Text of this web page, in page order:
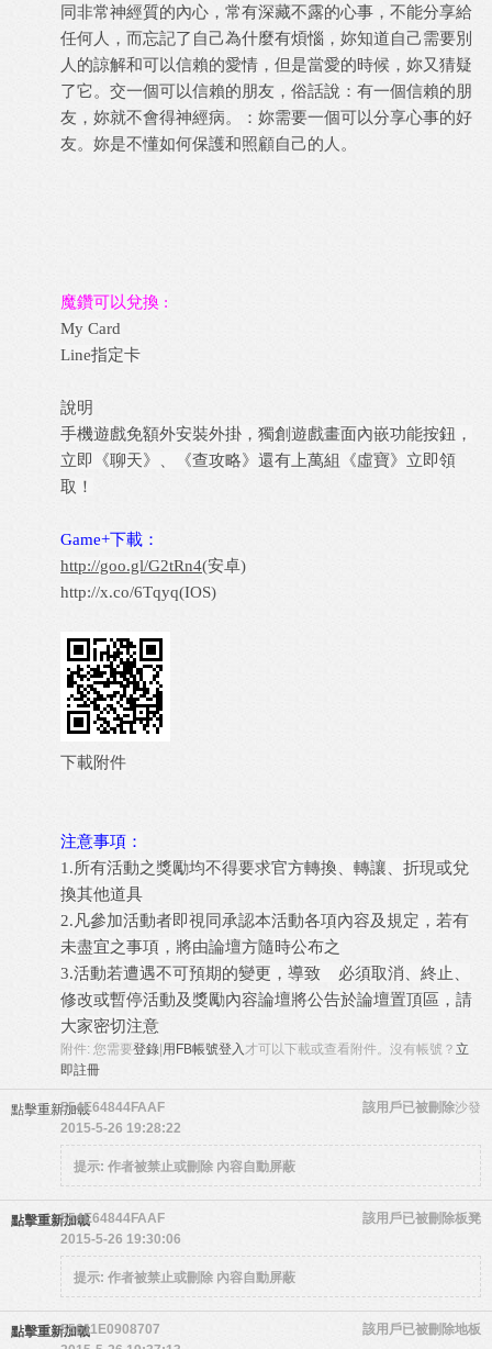
同非常神經質的內心，常有深藏不露的心事，不能分享給
任何人，而忘記了自己為什麼有煩惱，妳知道自己需要別
人的諒解和可以信賴的愛情，但是當愛的時候，妳又猜疑
了它。交一個可以信賴的朋友，俗話說：有一個信賴的朋
友，妳就不會得神經病。：妳需要一個可以分享心事的好
友。妳是不懂如何保護和照顧自己的人。
魔鑽可以兌換 :
My Card
Line指定卡
說明
手機遊戲免額外安裝外掛，獨創遊戲畫面內嵌功能按鈕，
立即《聊天》、《查攻略》還有上萬組《虛寶》立即領
取！
Game+下載：
http://goo.gl/G2tRn4(安卓)
http://x.co/6Tqyq(IOS)
下載附件
注意事項：
1.所有活動之獎勵均不得要求官方轉換、轉讓、折現或兌
換其他道具
2.凡參加活動者即視同承認本活動各項內容及規定，若有
未盡宜之事項，將由論壇方隨時公布之
3.活動若遭遇不可預期的變更，導致 必須取消、終止、
修改或暫停活動及獎勵內容論壇將公告於論壇置頂區，請
大家密切注意
附件: 您需要登錄 用FB帳號登入才可以下載或查看附件。沒有帳號？ 立
即註冊
點擊重新加載 沙發
554E64844FAAF
該用戶已被刪除
2015-5-26 19:28:22
提示: 作者被禁止或刪除 內容自動屏蔽
點擊重新加載 板凳
554E64844FAAF
該用戶已被刪除
2015-5-26 19:30:06
提示: 作者被禁止或刪除 內容自動屏蔽
點擊重新加載 地板
55611E0908707
該用戶已被刪除